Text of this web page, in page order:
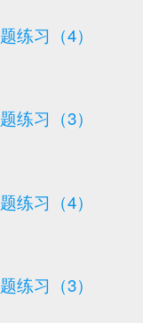
练习（4）
练习（3）
练习（4）
练习（3）